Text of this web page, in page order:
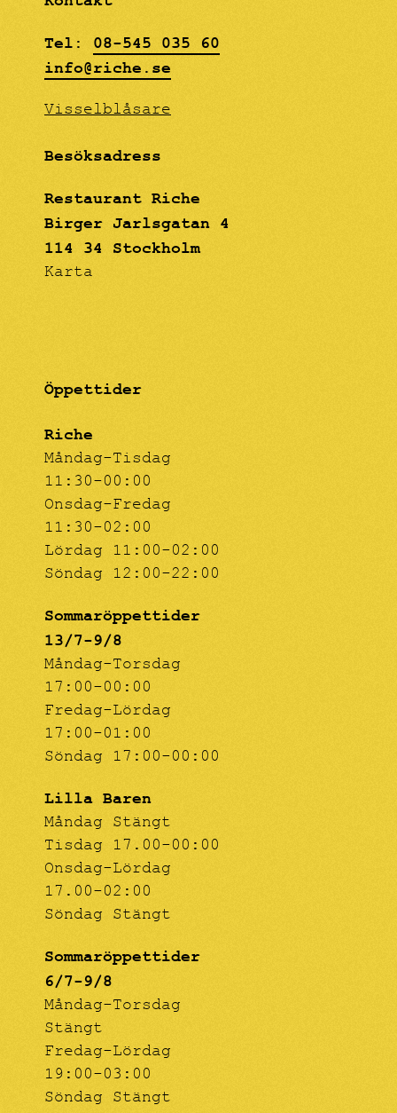
ARTISTS. May 29 -
August 18, 2018 Riche
Lilla Baren
Öppettider
Riche
Måndag-Tisdag
11:30-00:00
Onsdag-Fredag
11:30-02:00
Lördag 11:00-02:00
Söndag 12:00-22:00
Sommaröppettider
13/7-9/8
Måndag-Torsdag
17:00-00:00
Fredag-Lördag
17:00-01:00
Söndag 17:00-00:00
Lilla Baren
Måndag Stängt
Tisdag 17.00-00:00
Onsdag-Lördag
17.00-02:00
Söndag Stängt
Sommaröppettider
6/7-9/8
Måndag-Torsdag
Stängt
Fredag-Lördag
19:00-03:00
Söndag Stängt
Tel: 08-545 035 60
info@riche.se
Visselblåsare
Besöksadress
Restaurant Riche
Birger Jarlsgatan 4
114 34 Stockholm
Karta